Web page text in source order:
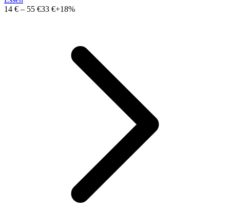
14 € – 55 €33 €+18%